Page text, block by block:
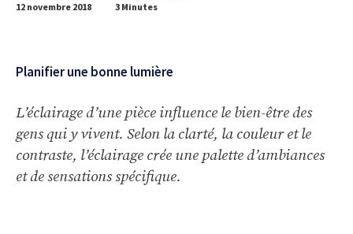
12 novembre 2018
3 Minutes
Planifier une bonne lumière
L’éclairage d’une pièce influence le bien-être des
gens qui y vivent. Selon la clarté, la couleur et le
contraste, l’éclairage crée une palette d’ambiances
et de sensations spécifique.